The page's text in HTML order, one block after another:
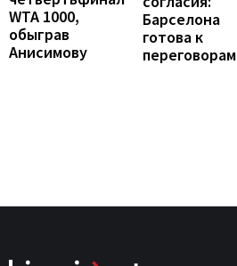
WTA 1000,
обыграв
Анисимову
Барселона
готова к
переговорам